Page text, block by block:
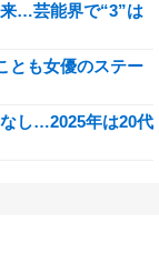
…芸能界で“3”は
とも女優のステー
し…2025年は20代